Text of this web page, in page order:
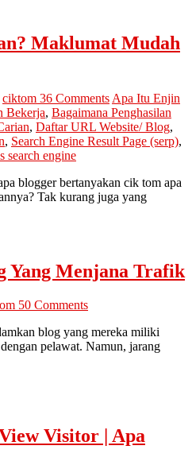
Maklumat Mudah
ciktom 36 Comments Apa Itu Enjin
Bekerja, Bagaimana Penghasilan
, Daftar URL Website/ Blog,
, Search Engine Result Page (serp),
search engine
blogger bertanyakan cik tom apa
Tak kurang juga yang
Yang Menjana Trafik
50 Comments
blog yang mereka miliki
pelawat. Namun, jarang
Visitor | Apa